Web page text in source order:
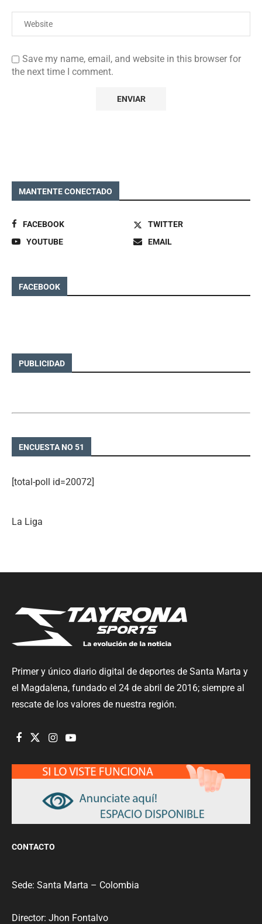
Save my name, email, and website in this browser for
the next time I comment.
MANTENTE CONECTADO
FACEBOOK
TWITTER
YOUTUBE
EMAIL
FACEBOOK
PUBLICIDAD
ENCUESTA NO 51
[total-poll id=20072]
La Liga
Primer y único diario digital de deportes de Santa Marta y
el Magdalena, fundado el 24 de abril de 2016; siempre al
rescate de los valores de nuestra región.
CONTACTO
Sede: Santa Marta – Colombia
Director: Jhon Fontalvo